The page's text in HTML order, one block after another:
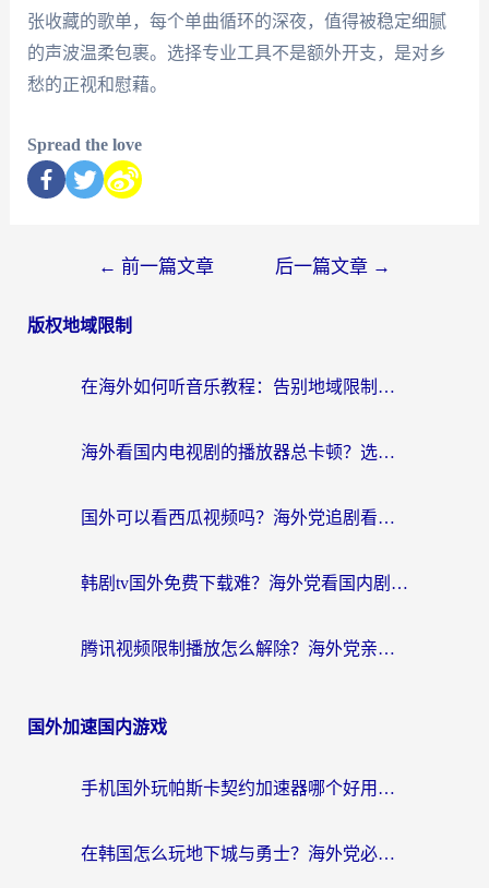
张收藏的歌单，每个单曲循环的深夜，值得被稳定细腻
的声波温柔包裹。选择专业工具不是额外开支，是对乡
愁的正视和慰藉。
Spread the love
← 前一篇文章 后一篇文章 →
版权地域限制
在海外如何听音乐教程：告别地域限制，随时听见国内的声音
海外看国内电视剧的播放器总卡顿？选对回国加速器才是关键
国外可以看西瓜视频吗？海外党追剧看片的终极解决方案
韩剧tv国外免费下载难？海外党看国内剧的加速器选择指南（附实用技巧）
腾讯视频限制播放怎么解除？海外党亲测有效的回国加速指南
国外加速国内游戏
手机国外玩帕斯卡契约加速器哪个好用？海外党国服游戏之路的救星
在韩国怎么玩地下城与勇士？海外党必看的国服游戏加速全攻略